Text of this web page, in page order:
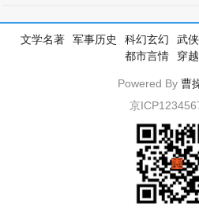
文学名著 军事历史 科幻玄幻 武
都市言情
穿
Powered By 曹
京